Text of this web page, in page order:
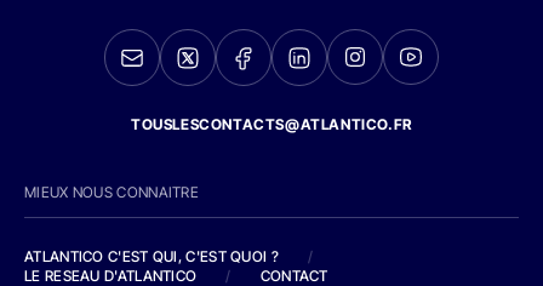
TOUSLESCONTACTS@ATLANTICO.FR
MIEUX NOUS CONNAITRE
ATLANTICO C'EST QUI, C'EST QUOI ?
/
LE RESEAU D'ATLANTICO
/ CONTACT